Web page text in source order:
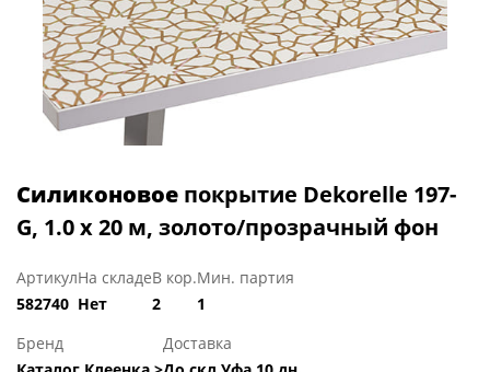
Силиконовое покрытие Dekorelle 197-
G, 1.0 x 20 м, золото/прозрачный фон
Артикул
582740
На складе
Нет
В кор.
2
Мин. партия
1
Бренд
Доставка